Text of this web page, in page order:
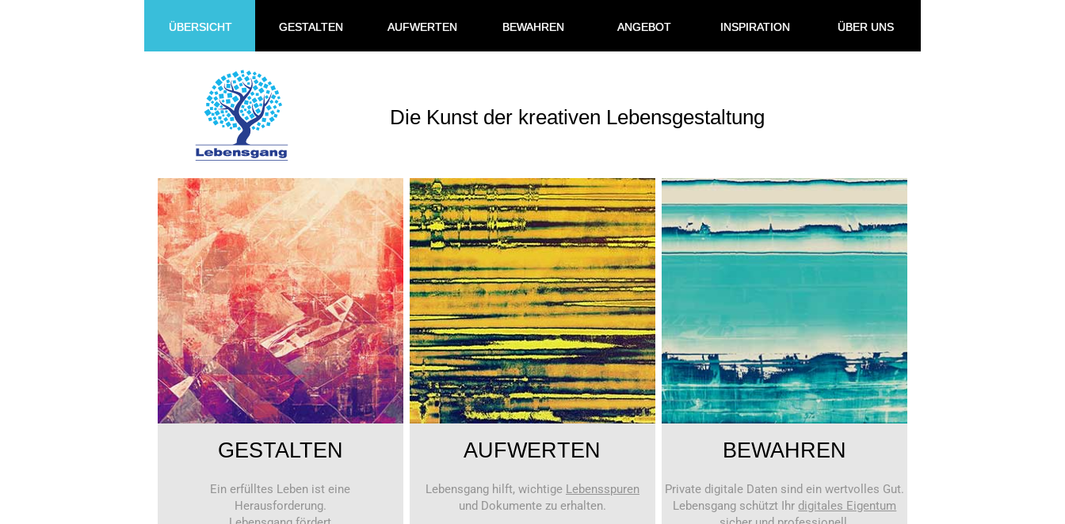
ÜBERSICHT GESTALTEN AUFWERTEN BEWAHREN ANGEBOT INSPIRATION ÜBER UNS
Die Kunst der kreativen Lebensgestaltung
GESTALTEN
Ein erfülltes Leben ist eine
Herausforderung.
AUFWERTEN
Lebensgang hilft, wichtige Lebensspuren
und Dokumente zu erhalten.
BEWAHREN
Private digitale Daten sind ein wertvolles Gut.
Lebensgang schützt Ihr digitales Eigentum